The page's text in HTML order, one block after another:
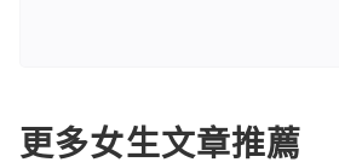
更多女生文章推薦